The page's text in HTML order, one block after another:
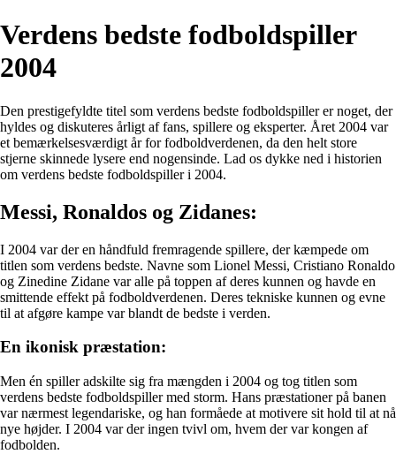
Verdens bedste fodboldspiller
2004
Den prestigefyldte titel som verdens bedste fodboldspiller er noget, der
hyldes og diskuteres årligt af fans, spillere og eksperter. Året 2004 var
et bemærkelsesværdigt år for fodboldverdenen, da den helt store
stjerne skinnede lysere end nogensinde. Lad os dykke ned i historien
om verdens bedste fodboldspiller i 2004.
Messi, Ronaldos og Zidanes:
I 2004 var der en håndfuld fremragende spillere, der kæmpede om
titlen som verdens bedste. Navne som Lionel Messi, Cristiano Ronaldo
og Zinedine Zidane var alle på toppen af deres kunnen og havde en
smittende effekt på fodboldverdenen. Deres tekniske kunnen og evne
til at afgøre kampe var blandt de bedste i verden.
En ikonisk præstation:
Men én spiller adskilte sig fra mængden i 2004 og tog titlen som
verdens bedste fodboldspiller med storm. Hans præstationer på banen
var nærmest legendariske, og han formåede at motivere sit hold til at nå
nye højder. I 2004 var der ingen tvivl om, hvem der var kongen af
fodbolden.